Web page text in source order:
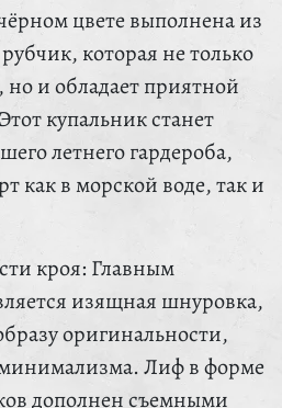
цвете выполнена из
которая не только
и обладает приятной
купальник станет
летнего гардероба,
как в морской воде, так и
кроя: Главным
изящная шнуровка,
оригинальности,
минимализма. Лиф в форме
дополнен съемными